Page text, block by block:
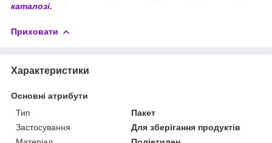
каталозі.
Приховати
Характеристики
Основні атрибути
Тип
Пакет
Застосування
Для зберігання продуктів